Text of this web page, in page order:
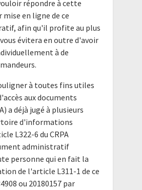
répondre à cette
mise en ligne de ce
afin qu'il profite au plus
évitera en outre d'avoir
à de
à toutes fins utiles
aux documents
a déjà jugé à plusieurs
d'informations
L322-6 du CRPA
administratif
personne qui en fait la
de l'article L311-1 de ce
ou 20180157 par